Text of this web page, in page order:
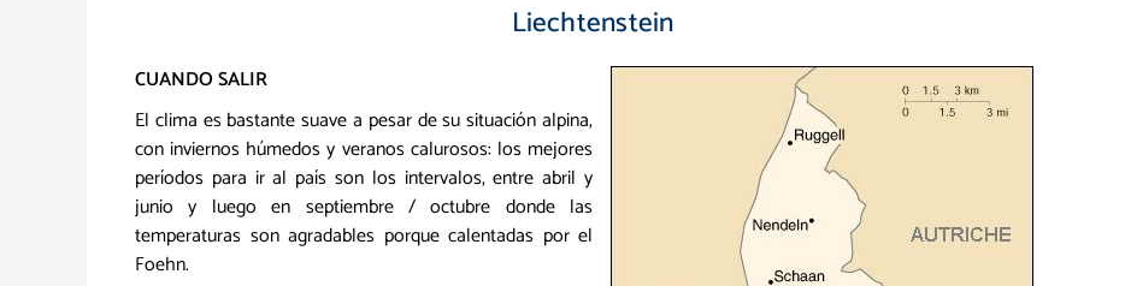
Liechtenstein
CUANDO SALIR
El clima es bastante suave a pesar de su situación alpina,
con inviernos húmedos y veranos calurosos: los mejores
períodos para ir al país son los intervalos, entre abril y
junio y luego en septiembre / octubre donde las
temperaturas son agradables porque calentadas por el
Foehn.